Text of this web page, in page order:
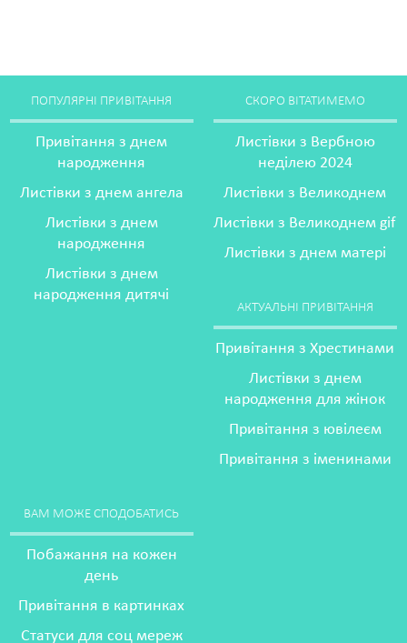
ПОПУЛЯРНІ ПРИВІТАННЯ
Привітання з днем
народження
Листівки з днем ангела
Листівки з днем
народження
Листівки з днем
народження дитячі
СКОРО ВІТАТИМЕМО
Листівки з Вербною
неділею 2024
Листівки з Великоднем
Листівки з Великоднем gif
Листівки з днем матері
АКТУАЛЬНІ ПРИВІТАННЯ
Привітання з Хрестинами
Листівки з днем
народження для жінок
Привітання з ювілеєм
Привітання з іменинами
ВАМ МОЖЕ СПОДОБАТИСЬ
Побажання на кожен
день
Привітання в картинках
Статуси для соц мереж